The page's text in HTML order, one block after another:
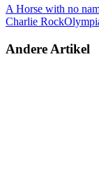
A Horse with no
Charlie Rock
Andere Artikel